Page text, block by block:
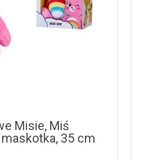
Misie, Miś
35 cm